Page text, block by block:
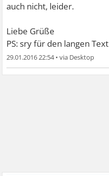
auch nicht, leider.
Liebe Grüße
PS: sry für den langen Text
29.01.2016 22:54•